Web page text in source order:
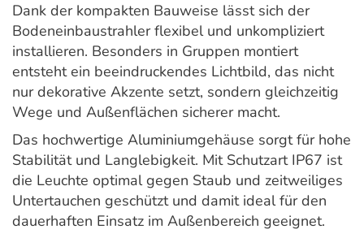
Dank der kompakten Bauweise lässt sich der
Bodeneinbaustrahler flexibel und unkompliziert
installieren. Besonders in Gruppen montiert
entsteht ein beeindruckendes Lichtbild, das nicht
nur dekorative Akzente setzt, sondern gleichzeitig
Wege und Außenflächen sicherer macht.
Das hochwertige Aluminiumgehäuse sorgt für hohe
Stabilität und Langlebigkeit. Mit Schutzart IP67 ist
die Leuchte optimal gegen Staub und zeitweiliges
Untertauchen geschützt und damit ideal für den
dauerhaften Einsatz im Außenbereich geeignet.